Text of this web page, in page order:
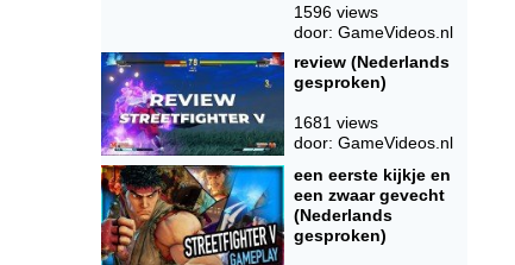
1596 views
door: GameVideos.nl
review (Nederlands
gesproken)
1681 views
door: GameVideos.nl
een eerste kijkje en
een zwaar gevecht
(Nederlands
gesproken)